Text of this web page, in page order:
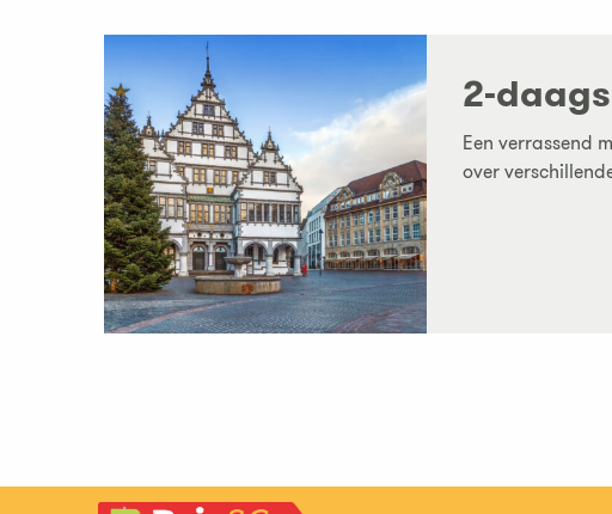
2-
Een verrassend
over